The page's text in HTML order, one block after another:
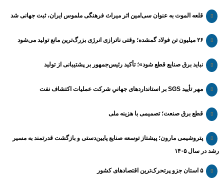
قلعه الموت به عنوان سی‌امین اثر میراث‌ فرهنگی ملموس ایران، ثبت جهانی شد
۲۶ میلیون تن فولاد گمشده؛ وقتی ناترازی انرژی بزرگ‌ترین مانع تولید می‌شود
نباید برق صنایع قطع شود»؛ تأکید رئیس‌جمهور بر پشتیبانی از تولید
مهر تأیید SGS بر استانداردهای جهانیِ شرکت عملیات اکتشاف نفت
قطع برق صنعت؛ تصمیمی با هزینه ملی
پتروشیمی مارون؛ پیشتاز توسعه صنایع پایین‌دستی و بازگشت قدرتمند به مسیر
رشد در سال ۱۴۰۵
۵ استان جزو پرتحرک‌ترین اقتصاد‌های کشور